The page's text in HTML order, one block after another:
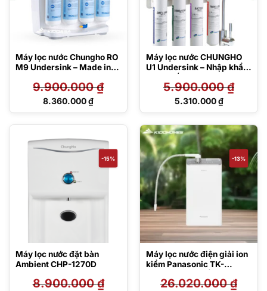
Máy lọc nước Chungho RO
M9 Undersink – Made in
9.900.000₫
Giá
8.360.000₫
Giá
là:
8.360.000 ₫.
Máy lọc nước CHUNGHO
U1 Undersink – Nhập khẩu
5.900.000₫
Giá
5.900.000 ₫.
5.310.000₫
Giá
là:
5.310.000 ₫.
-15%
Máy lọc nước đặt bàn
Ambient CHP-1270D
8.900.000₫
-13%
Máy lọc nước điện giải ion
kiềm Panasonic TK-
cực26.020.000₫